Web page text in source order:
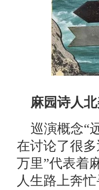
麻园诗人
巡演概念“
在讨论了很
万里”代表着
人生路上奔